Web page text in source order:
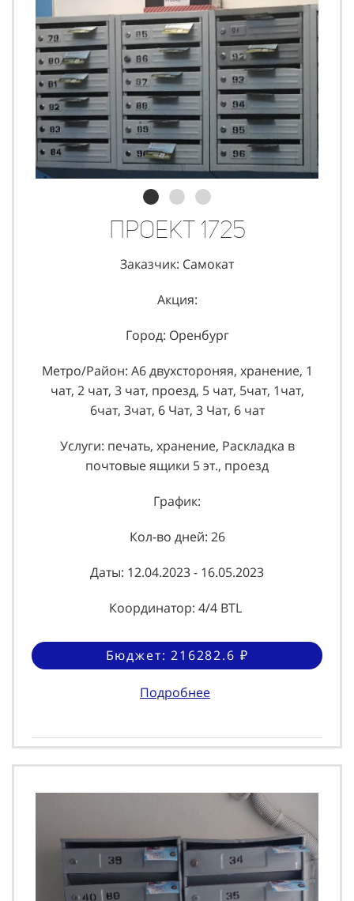
Проект 1725
Заказчик: Самокат
Акция:
Город: Оренбург
Метро/Район: А6 двухстороняя, хранение, 1
чат, 2 чат, 3 чат, проезд, 5 чат, 5чат, 1чат,
6чат, 3чат, 6 Чат, 3 Чат, 6 чат
Услуги: печать, хранение, Раскладка в
почтовые ящики 5 эт., проезд
График:
Кол-во дней: 26
Даты: 12.04.2023 - 16.05.2023
Координатор: 4/4 BTL
Бюджет: 216282.6 ₽
Подробнее